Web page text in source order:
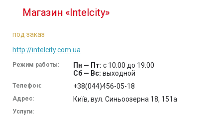
Магазин «Intelcity»
под заказ
http://intelcity.com.ua
Режим работы: Пн — Пт: с 10:00 до 19:00
Сб — Вс: выходной
Телефон: +38(044)456-05-18
Адрес: Київ, вул. Синьоозерна 18, 151а
Услуги: